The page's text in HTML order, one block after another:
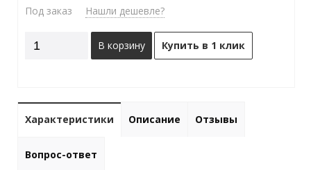
Под заказ Нашли дешевле?
В корзину Купить в 1 клик
Характеристики Описание Отзывы
Вопрос-ответ